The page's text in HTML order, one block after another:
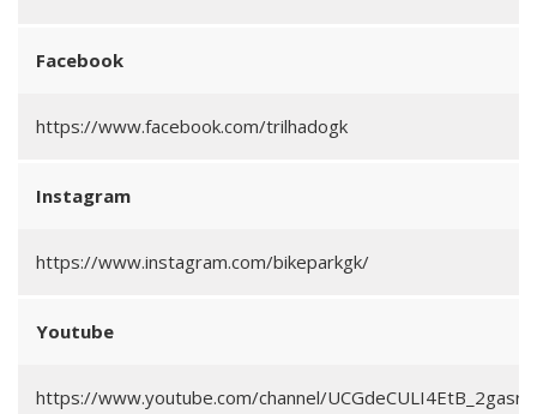
Facebook
https://www.facebook.com/trilhadogk
Instagram
https://www.instagram.com/bikeparkgk/
Youtube
https://www.youtube.com/channel/